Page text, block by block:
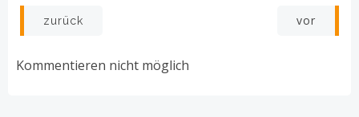
Post
navigation
zurück
navigation
vor
Kommentieren nicht möglich